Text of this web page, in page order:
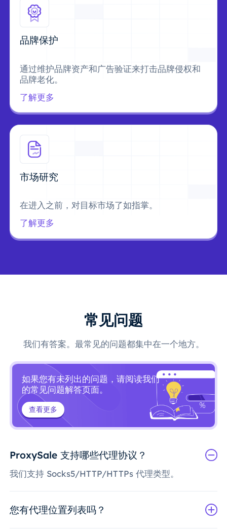
品牌保护
通过维护品牌资产和广告验证来打击品牌侵权和
品牌老化。
了解更多
市场研究
在进入之前，对目标市场了如指掌。
了解更多
常见问题
我们有答案。最常见的问题都集中在一个地方。
如果您有未列出的问题，请阅读我们
的常见问题解答页面。
查看更多
ProxySale 支持哪些代理协议？
我们支持 Socks5/HTTP/HTTPs 代理类型。
您有代理位置列表吗？